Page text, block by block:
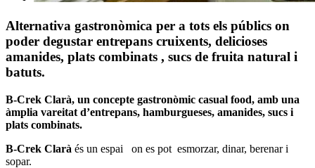
Alternativa gastronòmica per a tots els públics on
poder degustar entrepans cruixents, delicioses
amanides, plats combinats , sucs de fruita natural i
batuts.
B-Crek Clarà, un concepte gastronòmic casual food, amb una
àmplia vareitat d’entrepans, hamburgueses, amanides, sucs i
plats combinats.
B-Crek Clarà és un espai on es pot esmorzar, dinar, berenar i
sopar.